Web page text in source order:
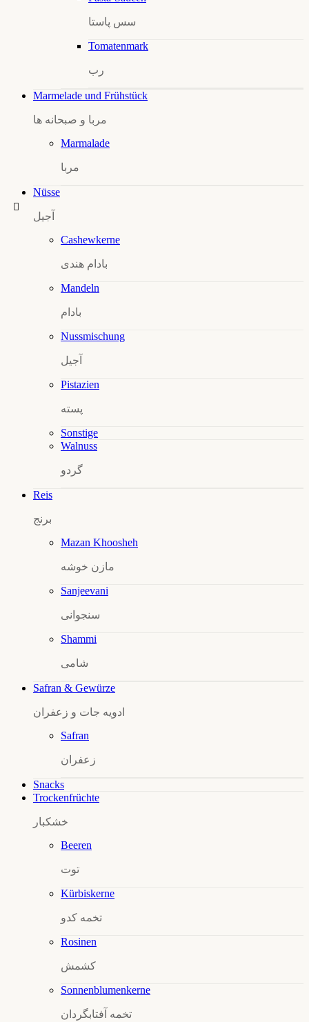
سس پاستا
Tomatenmark
رب
Marmelade und Frühstück
مربا و صبحانه‌ ها
Marmalade
مربا
Nüsse
آجیل
Cashewkerne
بادام هندی
Mandeln
بادام
Nussmischung
آجیل
Pistazien
پسته
Sonstige
Walnuss
گردو
Reis
برنج
Mazan Khoosheh
مازن خوشه
Sanjeevani
سنجوانی
Shammi
شامی
Safran & Gewürze
ادویه‌ جات و زعفران
Safran
زعفران
Snacks
Trockenfrüchte
خشکبار
Beeren
توت
Kürbiskerne
تخمه کدو
Rosinen
کشمش
Sonnenblumen­kerne
تخمه آفتابگردان